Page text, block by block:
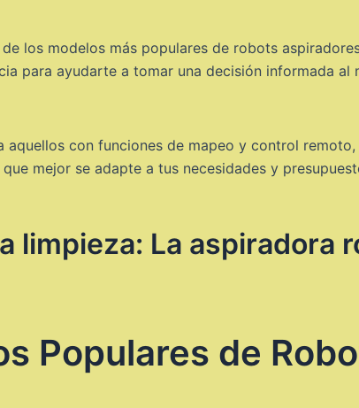
de los modelos más populares de robots
para ayudarte a tomar una decisión informada al
con funciones de mapeo y control
mejor se adapte a tus necesidades y
limpieza: La aspiradora
Populares de